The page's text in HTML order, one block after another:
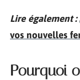
Lire également :
vos nouvelles
Pourquoi